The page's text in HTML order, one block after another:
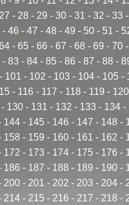
27 - 28- 29 - 30- 31 - 32 - 33
- 46 - 47 - 48 - 49 - 50 - 51 -
- 65- 66- 67 - 68- 69 - 70
- 83 - 84 - 85 - 86 - 87 - 88 -
- 101 - 102 - 103 - 104 - 105 -
- 116 - 117 - 118 - 119 - 120
130- 131 - 132 - 133- 134-
144 - 145 - 146 - 147 - 148 -
158 - 159 - 160 - 161 - 162 -
172 - 173 - 174 - 175 - 176 -
186 - 187 - 188 - 189 - 190 -
200 - 201 - 202 - 203 - 204 -
214- 215 - 216 - 217 - 218 -